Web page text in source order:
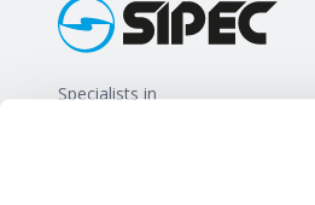
Specialists in